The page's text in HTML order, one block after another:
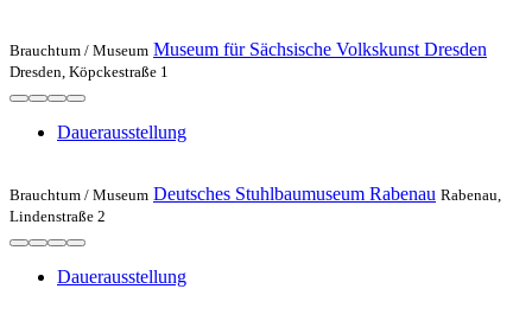
Brauchtum / Museum Museum für Sächsische Volkskunst Dresden
Dresden, Köpckestraße 1
Dauerausstellung
Brauchtum / Museum Deutsches Stuhlbaumuseum Rabenau Rabenau,
Lindenstraße 2
Dauerausstellung